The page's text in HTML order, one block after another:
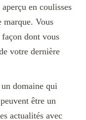
en coulisses
marque. Vous
dont vous
votre dernière
domaine qui
être un
actualités avec